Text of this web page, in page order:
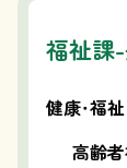
福祉課
健康・福祉
高齢